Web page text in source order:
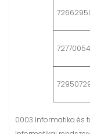
0003 Informatika és